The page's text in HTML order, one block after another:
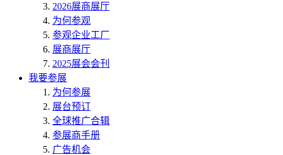
2026展商展厅
为何参观
参观企业工厂
展商展厅
2025展会会刊
我要参展
为何参展
展台预订
全球推广合辑
参展商手册
广告机会